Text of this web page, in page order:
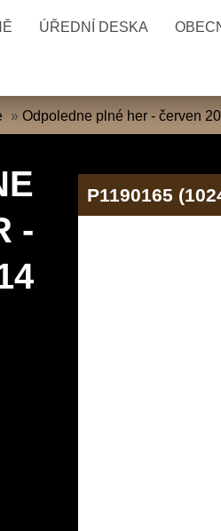
ÚŘEDNÍ DESKA
»Odpoledne plné her - červen
-
P1190165